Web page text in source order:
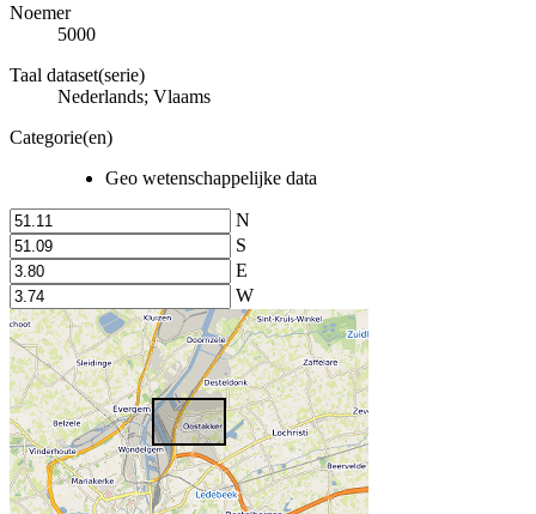
Noemer
5000
Taal dataset(serie)
Nederlands; Vlaams
Categorie(en)
Geo wetenschappelijke data
N
S
E
W